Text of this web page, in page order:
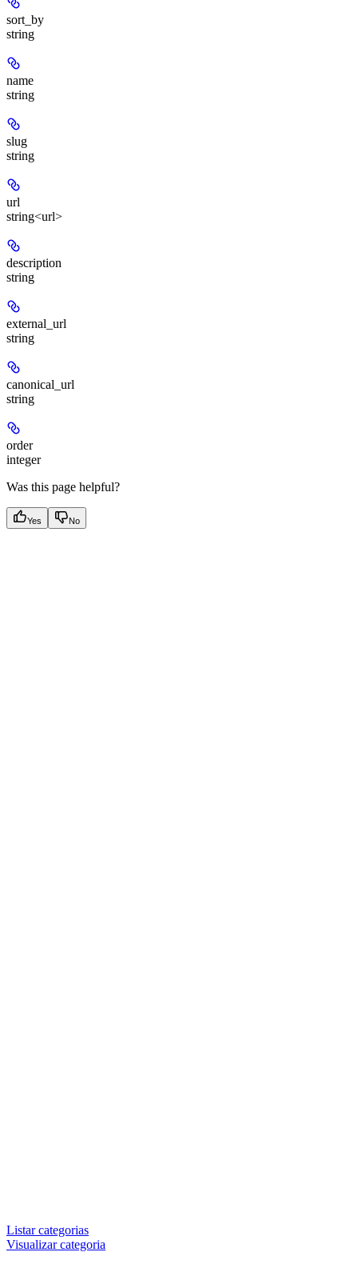
sort_by
string
name
string
slug
string
url
string<url>
description
string
external_url
string
canonical_url
string
order
integer
Was this page helpful?
Yes No
Listar categorias
Visualizar categoria